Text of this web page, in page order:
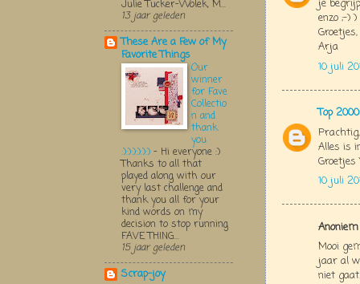
je
enzo ;-)
Groetjes,
Arja
10 juli
Top
Alles is
Groetjes
10 juli
Mooi
jaar al
niet
Julie Tucker-Wolek, M...
13 jaar geleden
These Are a Few of My
Favorite Things
Our
winner
for Fave
Collectio
n and
thank
you
:):):):):):) - Hi everyone :)
Thanks to all that
played along with our
very last challenge and
thank you all for your
kind words on my
decision to stop running
FAVE THING...
15 jaar geleden
Scrap-joy